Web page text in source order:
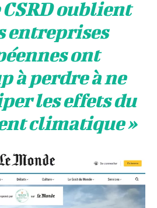
oublient
entreprises
ont
à perdre à ne
les effets du
climatique »